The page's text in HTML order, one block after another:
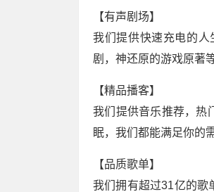
【有声剧场】
我们提供快速充电的
剧，神还原的游戏原著
【精品播客】
我们提供音乐推荐，热
眠，我们都能满足你的
【品质歌单】
我们拥有超过31亿的歌